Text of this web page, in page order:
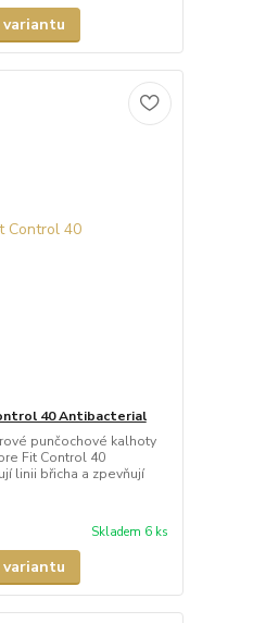
40 Antibacterial
punčochové kalhoty
Fit Control 40
linii břicha a zpevňují
Skladem 6 ks